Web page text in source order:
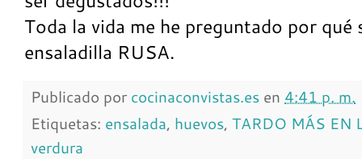
Toda la vida me he preguntado por qué
ensaladilla RUSA.
Publicado por cocinaconvistas.es en 4:41 p. m.
Etiquetas: ensalada, huevos, TARDO MÁS EN
verdura